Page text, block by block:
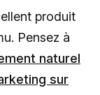
produit
Pensez à
naturel
sur